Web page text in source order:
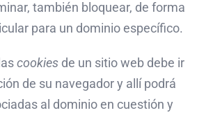
también bloquear, de forma
para un dominio específico.
cookies de un sitio web debe ir
de su navegador y allí podrá
al dominio en cuestión y